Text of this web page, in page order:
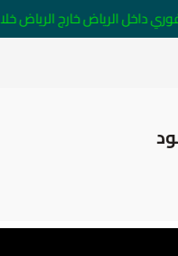
الرياض خارج الرياض خلال 3 أيام 🚚